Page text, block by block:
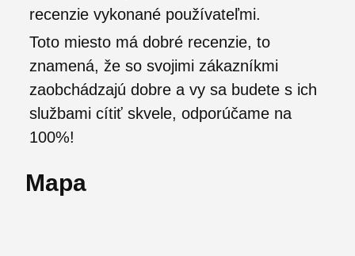
recenzie vykonané používateľmi.
Toto miesto má dobré recenzie, to
znamená, že so svojimi zákazníkmi
zaobchádzajú dobre a vy sa budete s ich
službami cítiť skvele, odporúčame na
100%!
Mapa